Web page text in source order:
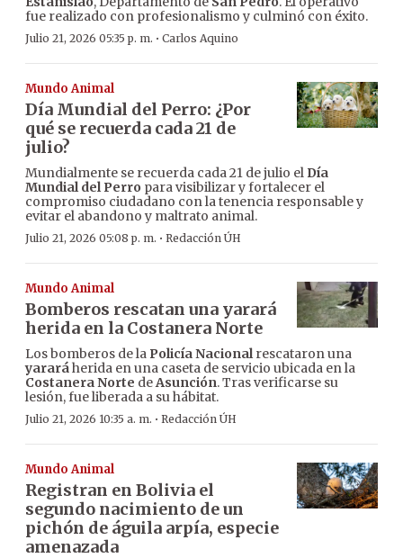
fue realizado con profesionalismo y culminó con éxito.
Julio 21, 2026 05:35 p. m. · Carlos Aquino
Mundo Animal
Día Mundial del Perro: ¿Por
qué se recuerda cada 21 de
julio?
Mundialmente se recuerda cada 21 de julio el Día
Mundial del Perro para visibilizar y fortalecer el
compromiso ciudadano con la tenencia responsable y
evitar el abandono y maltrato animal.
Julio 21, 2026 05:08 p. m. · Redacción ÚH
Mundo Animal
Bomberos rescatan una yarará
herida en la Costanera Norte
Los bomberos de la Policía Nacionalrescataron una
yararáherida en una caseta de servicio ubicada en la
Costanera Norte deAsunción. Tras verificarse su
lesión, fue liberada a su hábitat.
Julio 21, 2026 10:35 a. m. · Redacción ÚH
Mundo Animal
Registran en Bolivia el
segundo nacimiento de un
pichón de águila arpía, especie
amenazada